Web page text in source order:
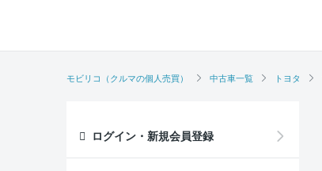
モビリコ（クルマの個人売買） 中古車一覧 トヨタ
ログイン・新規会員登録